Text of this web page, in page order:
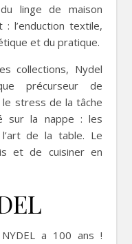
linge de maison
l’enduction textile,
et du pratique.
collections, Nydel
précurseur de
le stress de la tâche
sur la nappe : les
de la table. Le
et de cuisiner en
a 100 ans !